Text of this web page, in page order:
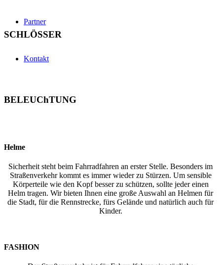
Partner
Kontakt
SCHLÖSSER
BELEUChTUNG
Helme
Sicherheit steht beim Fahrradfahren an erster Stelle. Besonders im
Straßenverkehr kommt es immer wieder zu Stürzen. Um sensible
Körperteile wie den Kopf besser zu schützen, sollte jeder einen
Helm tragen. Wir bieten Ihnen eine große Auswahl an Helmen für
die Stadt, für die Rennstrecke, fürs Gelände und natürlich auch für
Kinder.
FASHION